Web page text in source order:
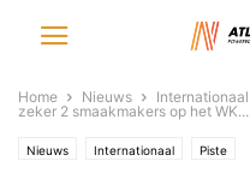
Home Nieuws Internationaal
zeker 2 smaakmakers op het WK...
Nieuws Internationaal Piste